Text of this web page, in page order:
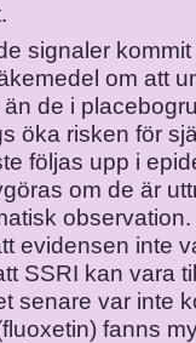
signaler
om att
de i
öka risken för
följas upp i
om de är
observation.
evidensen inte
SSRI kan vara
senare var inte
fanns